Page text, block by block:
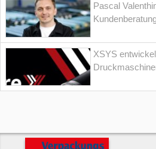
Pascal
XSYS